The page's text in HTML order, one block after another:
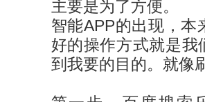
主要是为了方便。
智能APP的出现，
好的操作方式就是我
到我要的目的。就像